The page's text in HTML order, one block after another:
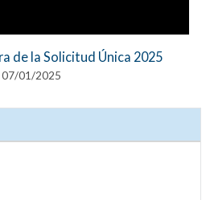
de la Solicitud Única 2025
07/01/2025